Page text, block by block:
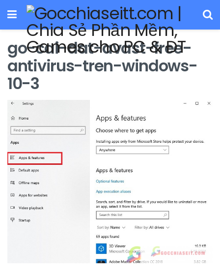
go-cai-dat-avast-free-
antivirus-tren-windows-
10-3